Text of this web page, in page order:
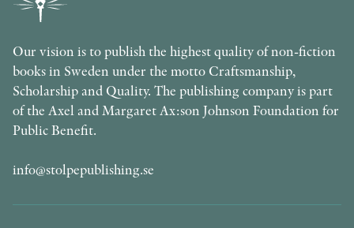
Our vision is to publish the highest quality of non-fiction
books in Sweden under the motto Craftsmanship,
Scholarship and Quality. The publishing company is part
of the Axel and Margaret Ax:son Johnson Foundation for
Public Benefit.
info@stolpepublishing.se